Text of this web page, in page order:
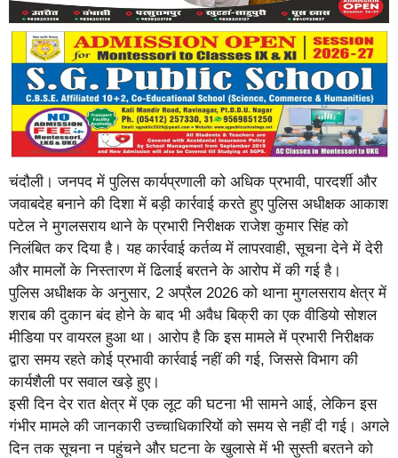
चंदौली। जनपद में पुलिस कार्यप्रणाली को अधिक प्रभावी, पारदर्शी और
जवाबदेह बनाने की दिशा में बड़ी कार्रवाई करते हुए पुलिस अधीक्षक आकाश
पटेल ने मुगलसराय थाने के प्रभारी निरीक्षक राजेश कुमार सिंह को
निलंबित कर दिया है। यह कार्रवाई कर्तव्य में लापरवाही, सूचना देने में देरी
और मामलों के निस्तारण में ढिलाई बरतने के आरोप में की गई है।
पुलिस अधीक्षक के अनुसार, 2 अप्रैल 2026 को थाना मुगलसराय क्षेत्र में
शराब की दुकान बंद होने के बाद भी अवैध बिक्री का एक वीडियो सोशल
मीडिया पर वायरल हुआ था। आरोप है कि इस मामले में प्रभारी निरीक्षक
द्वारा समय रहते कोई प्रभावी कार्रवाई नहीं की गई, जिससे विभाग की
कार्यशैली पर सवाल खड़े हुए।
इसी दिन देर रात क्षेत्र में एक लूट की घटना भी सामने आई, लेकिन इस
गंभीर मामले की जानकारी उच्चाधिकारियों को समय से नहीं दी गई। अगले
दिन तक सूचना न पहुंचने और घटना के खुलासे में भी सुस्ती बरतने को